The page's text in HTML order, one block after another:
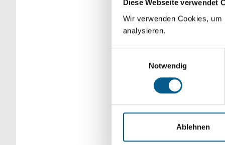
Diese Webseite verwendet
Wir verwenden Cookies,
analysieren.
Notwendig
Ablehnen
Bitte Suchbegriff
verfeinert werden.